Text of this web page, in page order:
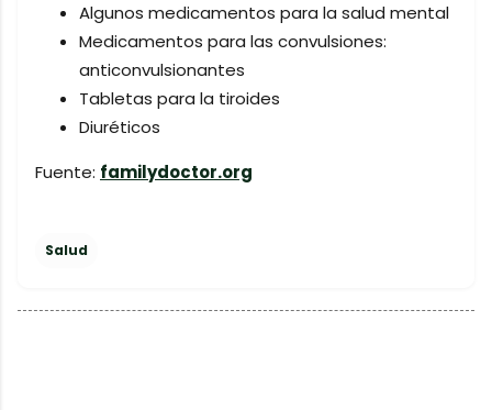
Algunos medicamentos para la salud mental
Medicamentos para las convulsiones:
anticonvulsionantes
Tabletas para la tiroides
Diuréticos
Fuente: familydoctor.org
Salud